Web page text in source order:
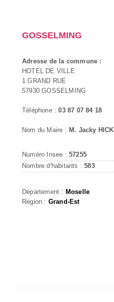
GOSSELMING
Adresse de la commune :
HOTEL DE VILLE
1 GRAND RUE
57930 GOSSELMING
Téléphone :03 87 07 84 18
Nom du Maire : M. Jacky HICK
Numéro Insee : 57255
Nombre d'habitants :583
Département : Moselle
Région : Grand-Est